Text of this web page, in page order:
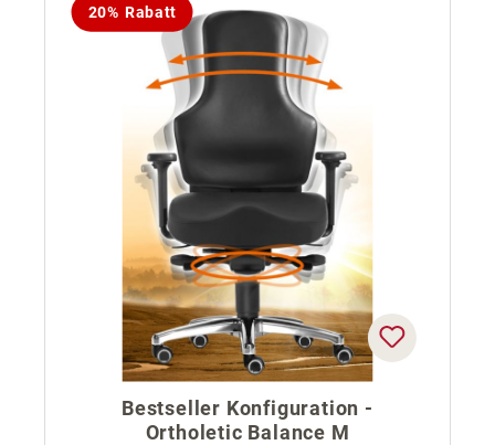
20% Rabatt
Bestseller Konfiguration -
Ortholetic Balance M